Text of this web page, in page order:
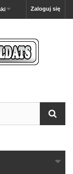
Zaloguj się